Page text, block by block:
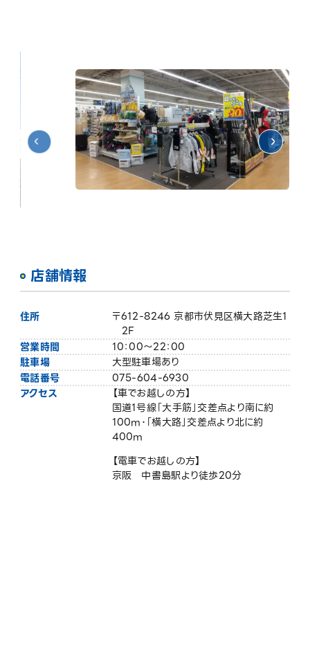
店舗情報
住所
〒612-8246 京都市伏見区横大路芝生1
2F
営業時間
10：00～22：00
駐車場
大型駐車場あり
電話番号
075-604-6930
アクセス
【車でお越しの⽅】
国道1号線「大手筋」交差点より南に約
100m･「横大路」交差点より北に約
400m
【電⾞でお越しの⽅】
京阪 中書島駅より徒歩20分